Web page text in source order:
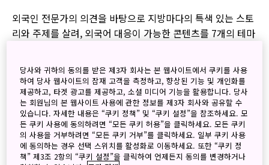
외국인 전문가의 의견을 바탕으로 지방마다의 특색 있는 스토
리와 주제를 살려, 외국어 대응이 가능한 콘텐츠를 7개의 테마
Relaxation) 소개하는 방일여행책자 "
100 Experiences in
Japan – Find the Japan of your Dreams!-"을 제작하
였습니다.
본 책자는, 6 월 28일 도쿄에서 열리는 부유층여행시장 상담회
"Japan Luxury Showcase"를 시작으로, 일본과 해외 상담회
당사와 귀하의 동의를 받은 제3자 회사는 본 웹사이트에서 쿠키를 사용
하여 당사 웹사이트의 잠재 고객을 측정하고, 향상된 기능 및 개인화를
제공하고, 타겟 광고를 제공하고, 소셜 미디어 기능을 활용합니다. 당사
는 회원님의 본 웹사이트 사용에 관한 정보를 제3자 회사와 공유할 수
있습니다. 자세한 내용은 “쿠키 정책” 및 “쿠키 설정”을 참조하세요. 모
든 쿠키 사용에 동의하려면 “모든 쿠키 허용”을 클릭하세요. 모든 쿠키
의 사용을 거부하려면 “모든 쿠키 거부”를 클릭하세요. 일부 쿠키 사용
에 동의하는 경우 선택 스위치를 활성화로 이동하세요. 또한 “쿠키 정
책” 제3조 2항의 “쿠키 설정”을 클릭하여 언제든지 동의를 변경하거나